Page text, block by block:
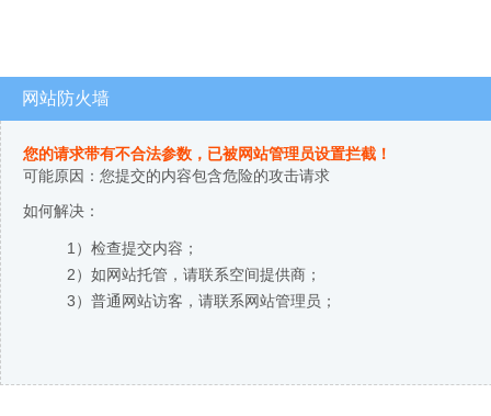
网站防火墙
您的请求带有不合法参数，已被网站管理员设置拦截！
可能原因：您提交的内容包含危险的攻击请求
如何解决：
1）检查提交内容；
2）如网站托管，请联系空间提供商；
3）普通网站访客，请联系网站管理员；